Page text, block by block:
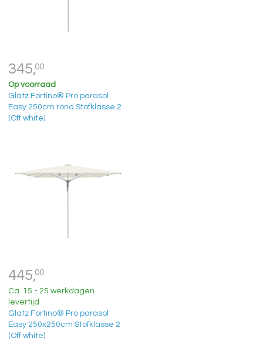
345,00
Op voorraad
Glatz Fortino® Pro parasol
Easy 250cm rond Stofklasse 2
(Off white)
445,00
Ca. 15 - 25 werkdagen
levertijd
Glatz Fortino® Pro parasol
Easy 250x250cm Stofklasse 2
(Off white)